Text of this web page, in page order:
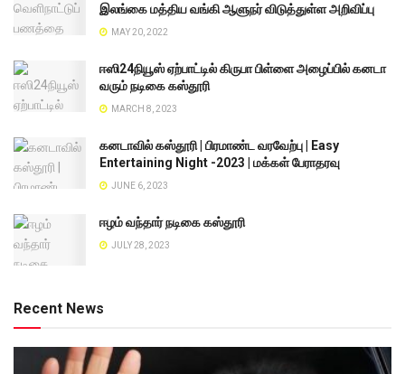
இலங்கை மத்திய வங்கி ஆளுநர் விடுத்துள்ள அறிவிப்பு
MAY 20, 2022
ஈஸி24நியூஸ் ஏற்பாட்டில் கிருபா பிள்ளை அழைப்பில் கனடா
வரும் நடிகை கஸ்தூரி
MARCH 8, 2023
கனடாவில் கஸ்தூரி | பிரமாண்ட வரவேற்பு | Easy
Entertaining Night -2023 | மக்கள் பேராதரவு
JUNE 6, 2023
ஈழம் வந்தார் நடிகை கஸ்தூரி
JULY 28, 2023
Recent News